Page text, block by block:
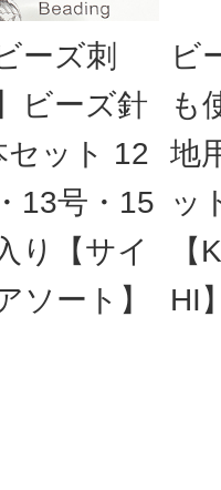
ーズ刺
ビーズ針
セット 12
13号・15
り【サイ
ソート】
ビ
も
地
ッ
HI